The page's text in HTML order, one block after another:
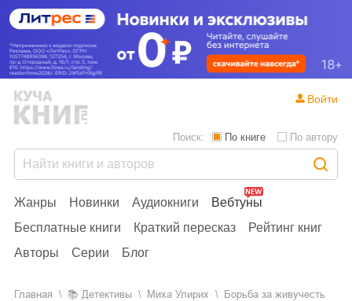
Жанры Новинки Аудиокниги
Вебтуны
Бесплатные книги
Краткий пересказ
Рейтинг книг
Авторы
Серии Блог
Поиск: По книге По автору
Войти
Главная 📚 детективы Миха Улирих
Борьба за живучесть